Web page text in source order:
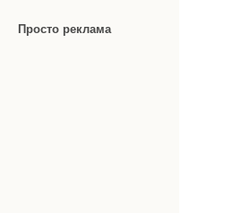
Просто реклама